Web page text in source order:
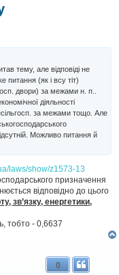
тему, але відповіді не
(як і всу тіт)
двори) за межами н. п..
діяльності
за межами тощо. Але
Можливо питання й
laws/show/z1573-13
призначення
відповідно до цього
зв’язку, енергетики,
тобто - 0,6637
0